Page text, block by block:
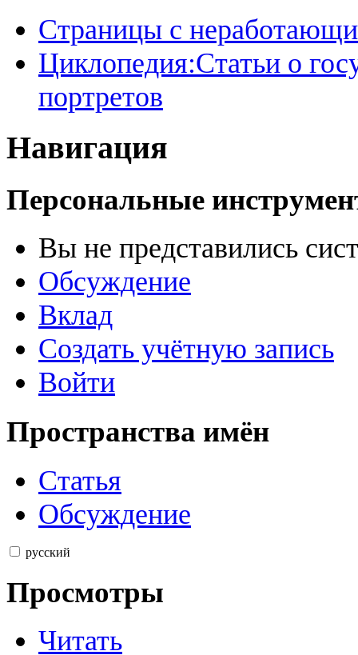
Страницы с
Циклопедия:Статьи о
портретов
Навигация
Персональные
Вы не представились
Обсуждение
Вклад
Создать учётную запись
Войти
Пространства имён
Статья
Обсуждение
русский
Просмотры
Читать